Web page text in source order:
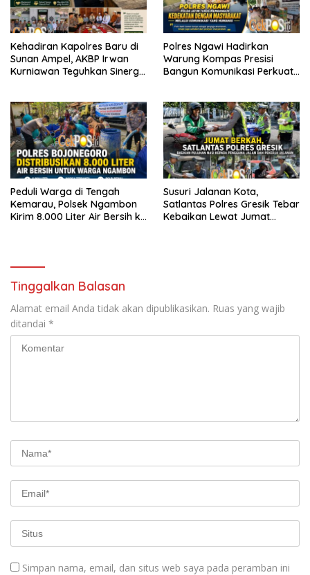
Kehadiran Kapolres Baru di
Sunan Ampel, AKBP Irwan
Kurniawan Teguhkan Sinergi
Polres Ngawi Hadirkan
Warung Kompas Presisi
Bangun Komunikasi Perkuat
Peduli Warga di Tengah
Kemarau, Polsek Ngambon
Kirim 8.000 Liter Air Bersih ke
Susuri Jalanan Kota,
Satlantas Polres Gresik Tebar
Kebaikan Lewat Jumat
Tinggalkan Balasan
Alamat email Anda tidak akan dipublikasikan. Ruas yang wajib
ditandai *
Simpan nama, email, dan situs web saya pada peramban ini